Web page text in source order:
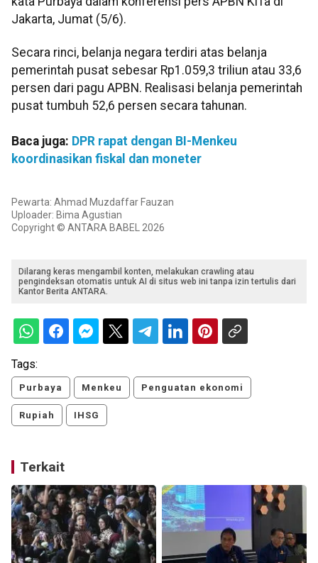
Jakarta, Jumat (5/6).
Secara rinci, belanja negara terdiri atas belanja
pemerintah pusat sebesar Rp1.059,3 triliun atau 33,6
persen dari pagu APBN. Realisasi belanja pemerintah
pusat tumbuh 52,6 persen secara tahunan.
Baca juga: DPR rapat dengan BI-Menkeu
koordinasikan fiskal dan moneter
Pewarta: Ahmad Muzdaffar Fauzan
Uploader: Bima Agustian
Copyright © ANTARA BABEL 2026
Dilarang keras mengambil konten, melakukan crawling atau
pengindeksan otomatis untuk AI di situs web ini tanpa izin tertulis dari
Kantor Berita ANTARA.
Tags:
Purbaya Menkeu Penguatan ekonomi
Rupiah IHSG
Terkait